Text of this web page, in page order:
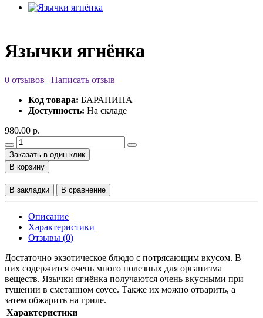
Язычки ягнёнка
0 отзывов | Написать отзыв
Код товара: БАРАНИНА
Доступность: На складе
980.00 р.
Заказать в один клик
В корзину
В закладки В сравнение
Описание
Характеристики
Отзывы (0)
Достаточно экзотическое блюдо с потрясающим вкусом. В
них содержится очень много полезных для организма
веществ. Язычки ягнёнка получаются очень вкусными при
тушении в сметанном соусе. Также их можно отварить, а
затем обжарить на гриле.
Характеристики